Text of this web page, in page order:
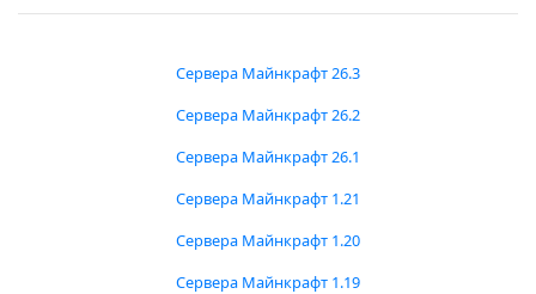
Сервера Майнкрафт 26.3
Сервера Майнкрафт 26.2
Сервера Майнкрафт 26.1
Сервера Майнкрафт 1.21
Сервера Майнкрафт 1.20
Сервера Майнкрафт 1.19